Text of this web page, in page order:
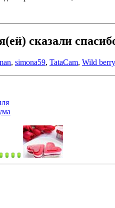
сказали
, simona59, TataCam, Wild berry